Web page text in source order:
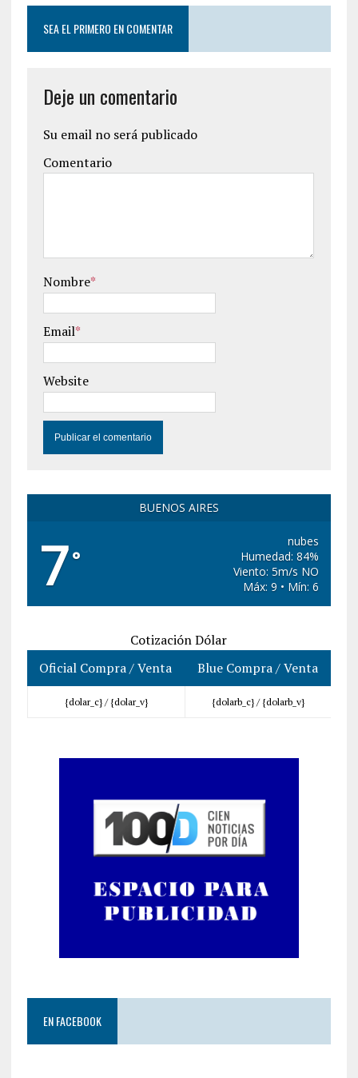
SEA EL PRIMERO EN COMENTAR
Deje un comentario
Su email no será publicado
Comentario
Nombre*
Email*
Website
BUENOS AIRES
7°
nubes
Humedad: 84%
Viento: 5m/s NO
Máx: 9 • Mín: 6
Cotización Dólar
Oficial Compra / Venta
Blue Compra / Venta
{dolar_c} / {dolar_v} {dolarb_c} / {dolarb_v}
EN FACEBOOK